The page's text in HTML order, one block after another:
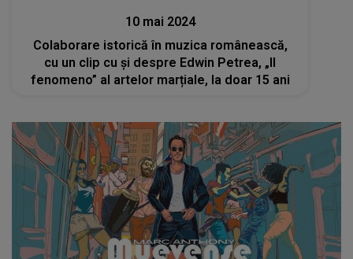
10 mai 2024
Colaborare istorică în muzica românească,
cu un clip cu și despre Edwin Petrea, „Il
fenomeno” al artelor marțiale, la doar 15 ani